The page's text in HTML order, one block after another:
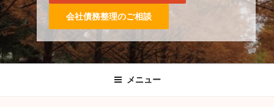
会社債務整理のご相談
メニュー